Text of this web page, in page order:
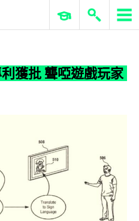
ERP 與商業 AI
獲批 聾啞遊戲玩家